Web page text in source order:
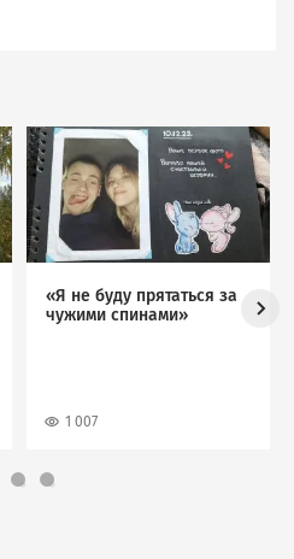
Image
«Я не буду прятаться за
чужими спинами»
1 007